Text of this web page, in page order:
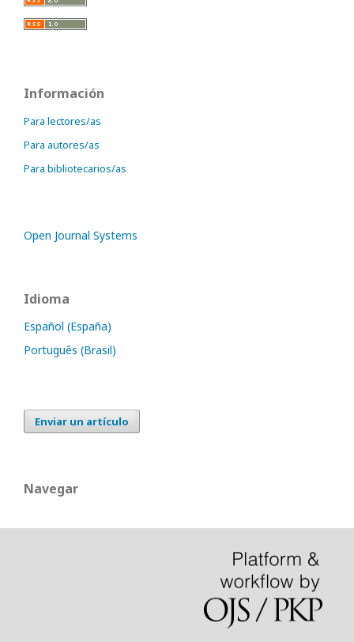
Información
Para lectores/as
Para autores/as
Para bibliotecarios/as
Open Journal Systems
Idioma
Español (España)
Português (Brasil)
Enviar un artículo
Navegar